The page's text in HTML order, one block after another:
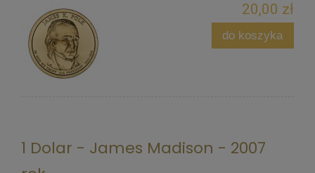
20,00 zł
do koszyka
1 Dolar - James Madison - 2007